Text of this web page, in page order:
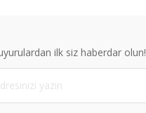
ilk siz haberdar olun!